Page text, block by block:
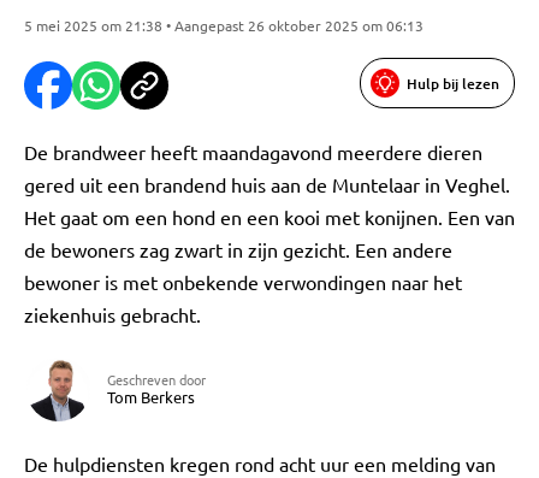
5 mei 2025 om 21:38 • Aangepast 26 oktober 2025 om 06:13
Hulp bij lezen
De brandweer heeft maandagavond meerdere dieren
gered uit een brandend huis aan de Muntelaar in Veghel.
Het gaat om een hond en een kooi met konijnen. Een van
de bewoners zag zwart in zijn gezicht. Een andere
bewoner is met onbekende verwondingen naar het
ziekenhuis gebracht.
Geschreven door
Tom Berkers
De hulpdiensten kregen rond acht uur een melding van